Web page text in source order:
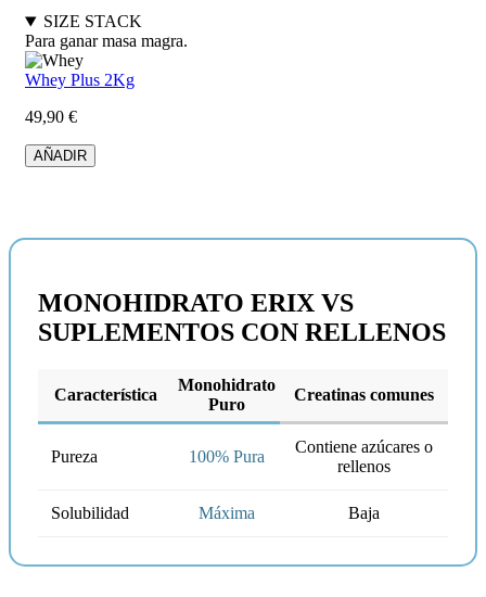
SIZE STACK
Para ganar masa magra.
Whey Plus 2Kg
49,90 €
AÑADIR
MONOHIDRATO ERIX VS
SUPLEMENTOS CON RELLENOS
Característica
Monohidrato
Puro
Creatinas comunes
Pureza 100% Pura
Contiene azúcares o
rellenos
Solubilidad Máxima Baja